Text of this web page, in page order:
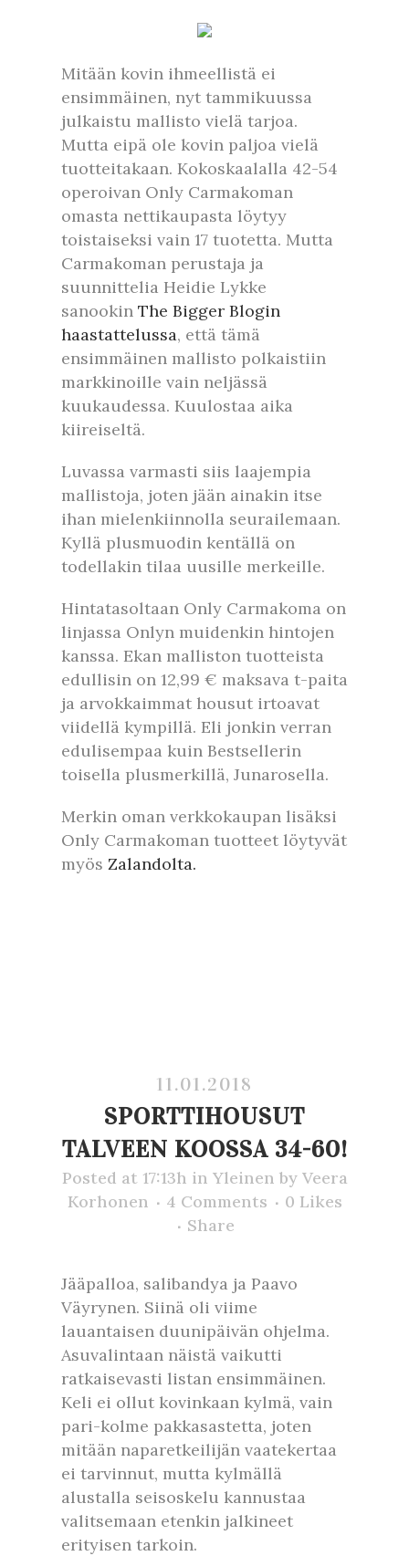
Mitään kovin ihmeellistä ei
ensimmäinen, nyt tammikuussa
julkaistu mallisto vielä tarjoa.
Mutta eipä ole kovin paljoa vielä
tuotteitakaan. Kokoskaalalla 42-54
operoivan Only Carmakoman
omasta nettikaupasta löytyy
toistaiseksi vain 17 tuotetta. Mutta
Carmakoman perustaja ja
suunnittelia Heidie Lykke
sanookin The Bigger Blogin
haastattelussa, että tämä
ensimmäinen mallisto polkaistiin
markkinoille vain neljässä
kuukaudessa. Kuulostaa aika
kiireiseltä.
Luvassa varmasti siis laajempia
mallistoja, joten jään ainakin itse
ihan mielenkiinnolla seurailemaan.
Kyllä plusmuodin kentällä on
todellakin tilaa uusille merkeille.
Hintatasoltaan Only Carmakoma on
linjassa Onlyn muidenkin hintojen
kanssa. Ekan malliston tuotteista
edullisin on 12,99 € maksava t-paita
ja arvokkaimmat housut irtoavat
viidellä kympillä. Eli jonkin verran
edulisempaa kuin Bestsellerin
toisella plusmerkillä, Junarosella.
Merkin oman verkkokaupan lisäksi
Only Carmakoman tuotteet löytyvät
myös Zalandolta.
11.01.2018
SPORTTIHOUSUT
TALVEEN KOOSSA 34-60!
Posted at 17:13h in Yleinen by Veera
Korhonen
4 Comments 0 Likes
Share
Jääpalloa, salibandya ja Paavo
Väyrynen. Siinä oli viime
lauantaisen duunipäivän ohjelma.
Asuvalintaan näistä vaikutti
ratkaisevasti listan ensimmäinen.
Keli ei ollut kovinkaan kylmä, vain
pari-kolme pakkasastetta, joten
mitään naparetkeilijän vaatekertaa
ei tarvinnut, mutta kylmällä
alustalla seisoskelu kannustaa
valitsemaan etenkin jalkineet
erityisen tarkoin.